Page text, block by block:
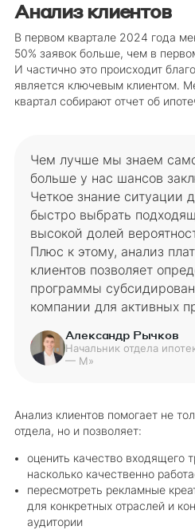
Анализ клиентов
В первом квартале 2024 года
50% заявок больше, чем в
И частично это происходит
является ключевым клиентом.
квартал собирают отчет об
Чем лучше мы знаем
больше у нас шансов
Четкое знание ситуации
быстро выбрать
высокой долей
Плюс к этому, анализ
клиентов позволяет
программы
компании для активных
Александр Рычков
Начальник отдела
— М»
Анализ клиентов помогает не
отдела, но и позволяет:
оценить качество входящего
насколько качественно
пересмотреть рекламные
для конкретных отраслей и
аудитории